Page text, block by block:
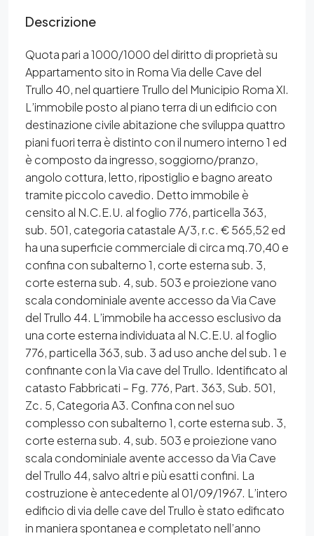
Descrizione
Quota pari a 1000/1000 del diritto di proprietà su
Appartamento sito in Roma Via delle Cave del
Trullo 40, nel quartiere Trullo del Municipio Roma XI.
L’immobile posto al piano terra di un edificio con
destinazione civile abitazione che sviluppa quattro
piani fuori terra è distinto con il numero interno 1 ed
è composto da ingresso, soggiorno/pranzo,
angolo cottura, letto, ripostiglio e bagno areato
tramite piccolo cavedio. Detto immobile è
censito al N.C.E.U. al foglio 776, particella 363,
sub. 501, categoria catastale A/3, r.c. € 565,52 ed
ha una superficie commerciale di circa mq.70,40 e
confina con subalterno 1, corte esterna sub. 3,
corte esterna sub. 4, sub. 503 e proiezione vano
scala condominiale avente accesso da Via Cave
del Trullo 44. L’immobile ha accesso esclusivo da
una corte esterna individuata al N.C.E.U. al foglio
776, particella 363, sub. 3 ad uso anche del sub. 1 e
confinante con la Via cave del Trullo. Identificato al
catasto Fabbricati – Fg. 776, Part. 363, Sub. 501,
Zc. 5, Categoria A3. Confina con nel suo
complesso con subalterno 1, corte esterna sub. 3,
corte esterna sub. 4, sub. 503 e proiezione vano
scala condominiale avente accesso da Via Cave
del Trullo 44, salvo altri e più esatti confini. La
costruzione è antecedente al 01/09/1967. L’intero
edificio di via delle cave del Trullo è stato edificato
in maniera spontanea e completato nell’anno